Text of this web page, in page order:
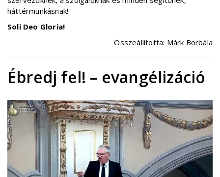
háttérmunkásnak!
Soli Deo Gloria!
Összeállította: Márk Borbála
Ébredj fel! – evangélizáció